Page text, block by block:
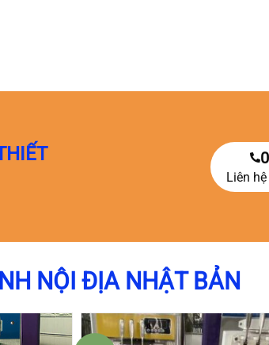
Liên
NỘI ĐỊA NHẬT BẢN
Giá
hiện
Giá
gốc
Giá
hiện
Giá
hiện